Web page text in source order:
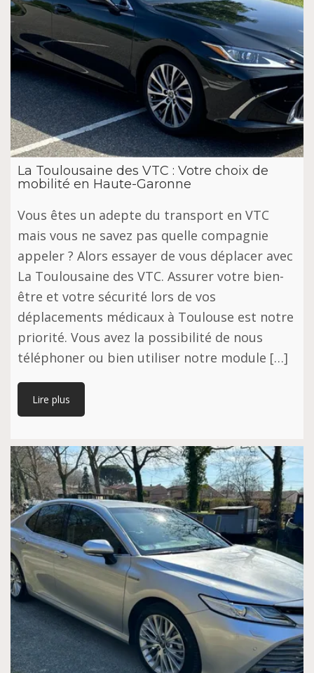
La Toulousaine des VTC : Votre choix de
mobilité en Haute-Garonne
Vous êtes un adepte du transport en VTC
mais vous ne savez pas quelle compagnie
appeler ? Alors essayer de vous déplacer avec
La Toulousaine des VTC. Assurer votre bien-
être et votre sécurité lors de vos
déplacements médicaux à Toulouse est notre
priorité. Vous avez la possibilité de nous
téléphoner ou bien utiliser notre module […]
Lire plus